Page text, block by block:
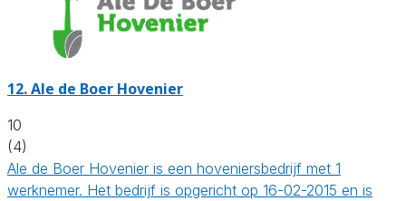
12.Ale de Boer Hovenier
10
(4)
Ale de Boer Hovenier is een hoveniersbedrijf met 1
werknemer. Het bedrijf is opgericht op 16-02-2015 en is